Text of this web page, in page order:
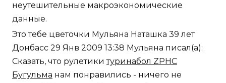
неутешительные макроэкономические
данные.
Это тебе цветочки Мульяна Наташка 39 лет
Донбасс 29 Янв 2009 13:38 Мульяна писал(а):
Сказать, что рулетикитуринабол ZPHC
Бугульма нам понравились - ничего не